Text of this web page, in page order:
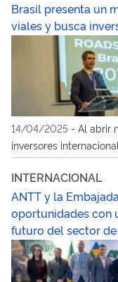
Brasil presenta un
viales y busca
14/04/2025 - Al abrir
inversores
licitaciones, acelera
del sector
INTERNACIONAL
ANTT y la
oportunidades con
futuro del sector